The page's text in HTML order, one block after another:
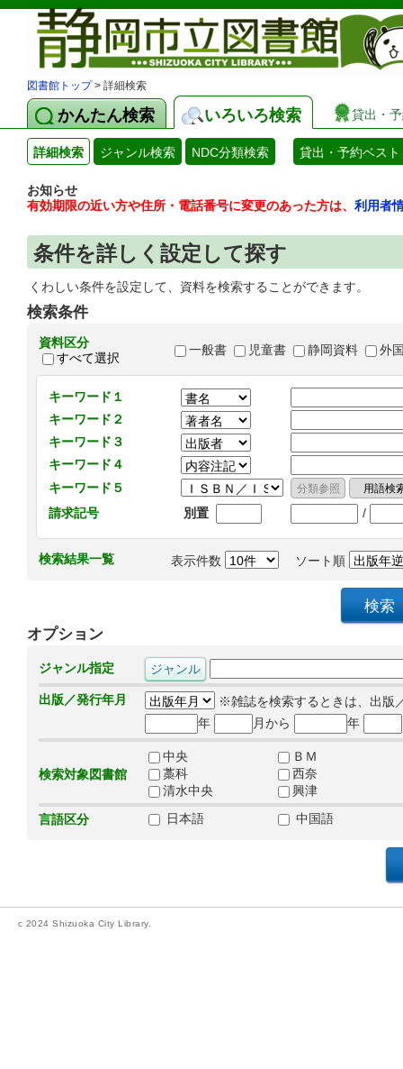
図書館トップ> 詳細検索
かんたん検索 いろいろ検索 貸出・
詳細検索 ジャンル検索 NDC分類検索 貸出・予約ベスト
お知らせ
有効期限の近い方や住所・電話番号に変更のあった方は、 利用者
条件を詳しく設定して探す
くわしい条件を設定して、資料を検索することができます。
検索条件
資料区分
すべて選択
一般書 児童書 静岡資料 外
キーワード１
キーワード２
キーワード３
キーワード４
キーワード５
請求記号
別置 /
検索結果一覧 表示件数 ソート順
オプション
ジャンル指定
出版／発行年月
※雑誌を検索するときは、出版
年
月から 年
検索対象図書館
中央
ＢＭ
藁科
西奈
清水中央
興津
言語区分
日本語 中国語
c 2024 Shizuoka City Library.